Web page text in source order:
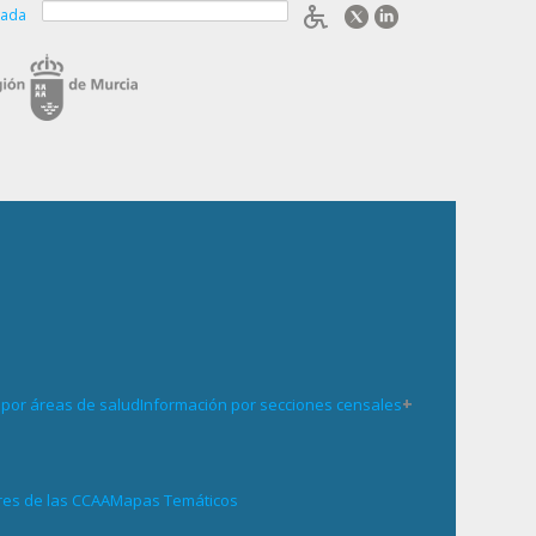
áreas de saludInformación por secciones censales+
de las CCAAMapas Temáticos